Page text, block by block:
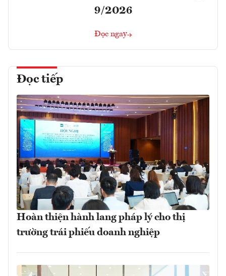
9/2026
Đọc ngay
Đọc tiếp
Hoàn thiện hành lang pháp lý cho thị
trường trái phiếu doanh nghiệp